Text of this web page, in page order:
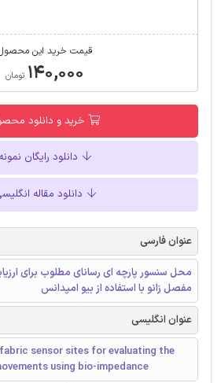
قیمت خرید این
۱۴۰,۰۰۰ تومان
خرید و دانلود
دانلود رایگان نمونه
دانلود مقاله
عنوان فارسی
محل سنسور پارچه ‌ای رسانای مطلوب برای
مفصل زانو با استفاده از بیو امپدانس
عنوان انگلیسی
sensor sites for evaluating the
using bio-impedance